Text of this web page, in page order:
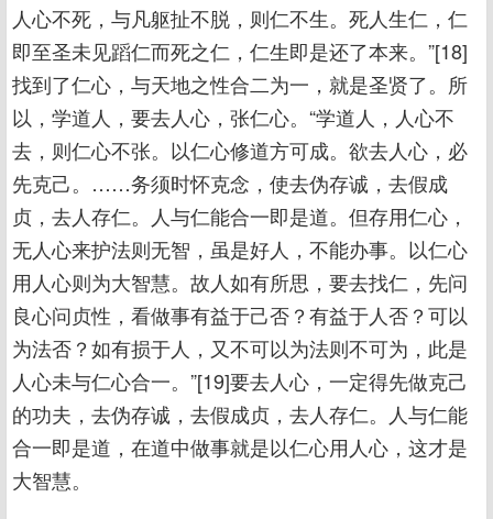
人心不死，与凡躯扯不脱，则仁不生。死人生仁，仁
即至圣未见蹈仁而死之仁，仁生即是还了本来。”[18]
找到了仁心，与天地之性合二为一，就是圣贤了。所
以，学道人，要去人心，张仁心。“学道人，人心不
去，则仁心不张。以仁心修道方可成。欲去人心，必
先克己。……务须时怀克念，使去伪存诚，去假成
贞，去人存仁。人与仁能合一即是道。但存用仁心，
无人心来护法则无智，虽是好人，不能办事。以仁心
用人心则为大智慧。故人如有所思，要去找仁，先问
良心问贞性，看做事有益于己否？有益于人否？可以
为法否？如有损于人，又不可以为法则不可为，此是
人心未与仁心合一。”[19]要去人心，一定得先做克己
的功夫，去伪存诚，去假成贞，去人存仁。人与仁能
合一即是道，在道中做事就是以仁心用人心，这才是
大智慧。